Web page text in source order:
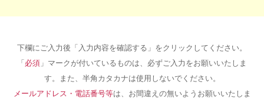
下欄にご入力後「入力内容を確認する」をクリックしてください。
「必須 」マークが付いているものは、必ずご入力をお願いいたしま
す。また、半角カタカナは使用しないでください。
メールアドレス・電話番号等は、お間違えの無いようお願いいたしま